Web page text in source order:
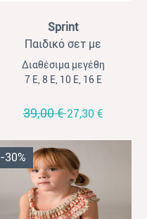
Sprint
Παιδικό σετ με
σορτσόφουστα για
κορίτσια Sprint λευκό-ροζ
Διαθέσιμα μεγέθη
7 Ε, 8 Ε, 10 Ε, 16 Ε
39,00 €27,30 €
-30%